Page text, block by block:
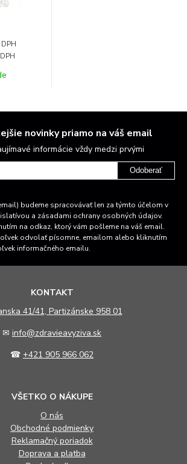
novinky priamo na váš email
informácie vždy medzi prvými
Odoberať
budeme spracovávať len za týmto účelom v
a zásadami ochrany osobných údajov.
na odkaz, ktorý vám pošleme na váš email.
odvolať písomne, emailom alebo kliknutím
informačného emailu.
KONTAKT
41/41, Partizánske 958 01
✉ info@zdravieavyziva.sk
☎ +421 905 966 062
VŠETKO O NÁKUPE
O nás
Obchodné podmienky
Reklamačný poriadok
Doprava a platba